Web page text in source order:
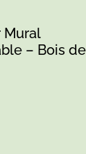
Mural
– Bois